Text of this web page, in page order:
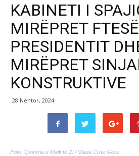
KABINETI I
MIRËPRET
PRESIDENTIT
MIRËPRET
KONSTRUKTIVE
28 Nëntor, 2024
Foto: Qeveria e Malit të Zi / Vlada Crne Gore